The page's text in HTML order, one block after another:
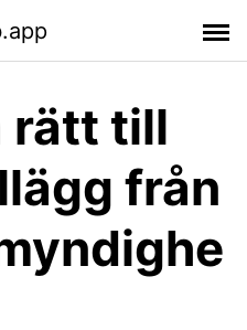
rätt till
från